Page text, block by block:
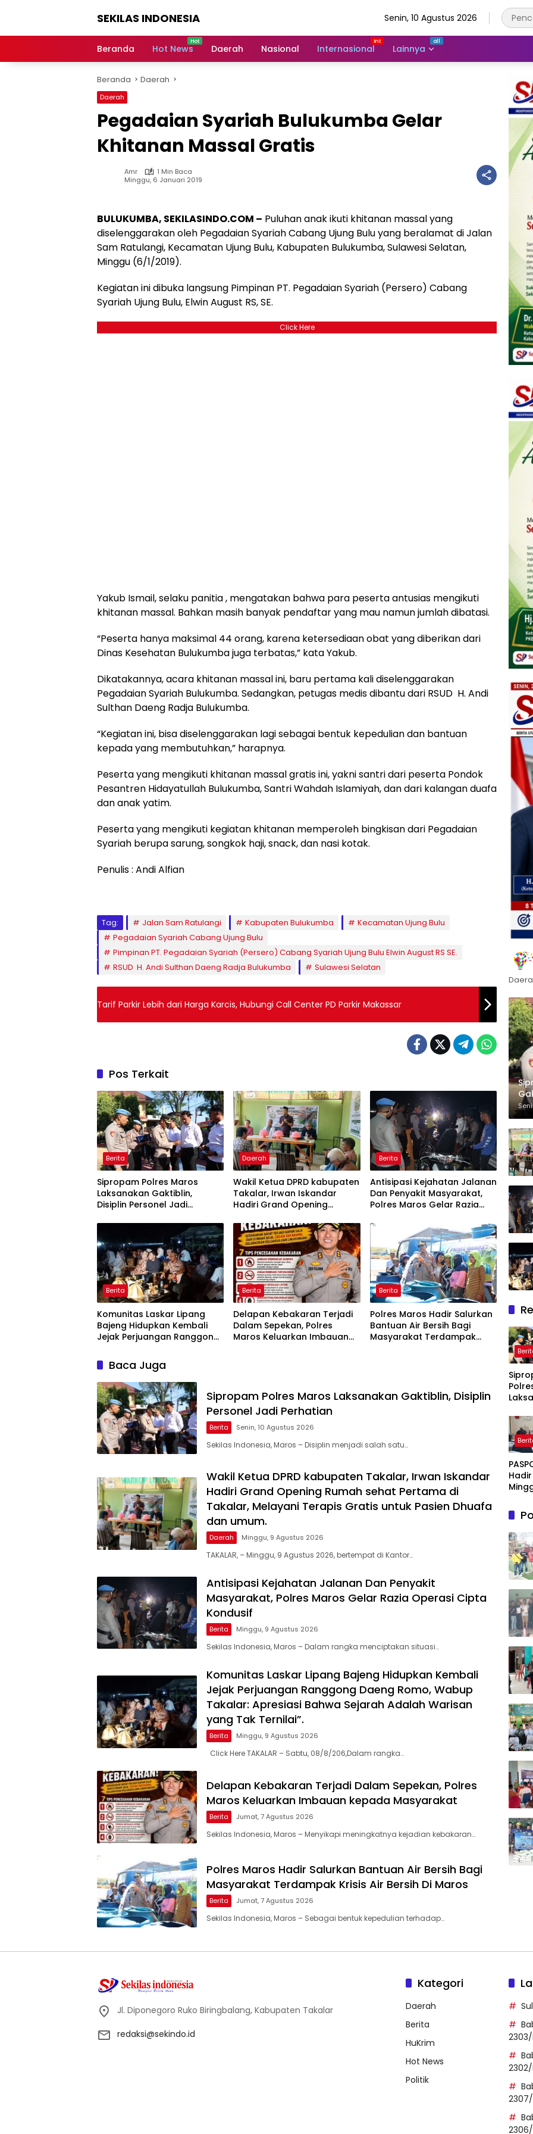
SEKILAS INDONESIA
Terkini,
Latest
World,
Headlines,
News
Today
Senin, 10 Agustus 2026
Beranda Hot News Daerah Nasional Internasional Lainnya
Beranda Daerah
Daerah
Pegadaian Syariah Bulukumba Gelar
Khitanan Massal Gratis
Amr
1 Min Baca
Minggu, 6 Januari 2019
BULUKUMBA, SEKILASINDO.COM – Puluhan anak ikuti khitanan massal yang
diselenggarakan oleh Pegadaian Syariah Cabang Ujung Bulu yang beralamat di Jalan
Sam Ratulangi, Kecamatan Ujung Bulu, Kabupaten Bulukumba, Sulawesi Selatan,
Minggu (6/1/2019).
Kegiatan ini dibuka langsung Pimpinan PT. Pegadaian Syariah (Persero) Cabang
Syariah Ujung Bulu, Elwin August RS, SE.
Click Here
Yakub Ismail, selaku panitia , mengatakan bahwa para peserta antusias mengikuti
khitanan massal. Bahkan masih banyak pendaftar yang mau namun jumlah dibatasi.
“Peserta hanya maksimal 44 orang, karena ketersediaan obat yang diberikan dari
Dinas Kesehatan Bulukumba juga terbatas,” kata Yakub.
Dikatakannya, acara khitanan massal ini, baru pertama kali diselenggarakan
Pegadaian Syariah Bulukumba. Sedangkan, petugas medis dibantu dari RSUD H. Andi
Sulthan Daeng Radja Bulukumba.
“Kegiatan ini, bisa diselenggarakan lagi sebagai bentuk kepedulian dan bantuan
kepada yang membutuhkan,” harapnya.
Peserta yang mengikuti khitanan massal gratis ini, yakni santri dari peserta Pondok
Pesantren Hidayatullah Bulukumba, Santri Wahdah Islamiyah, dan dari kalangan duafa
dan anak yatim.
Peserta yang mengikuti kegiatan khitanan memperoleh bingkisan dari Pegadaian
Syariah berupa sarung, songkok haji, snack, dan nasi kotak.
Penulis : Andi Alfian
Tag: Jalan Sam Ratulangi Kabupaten Bulukumba
Kecamatan Ujung Bulu
Pegadaian Syariah Cabang Ujung Bulu
Pimpinan PT. Pegadaian Syariah (Persero) Cabang Syariah Ujung Bulu Elwin August RS SE.
RSUD H. Andi Sulthan Daeng Radja Bulukumba
Sulawesi Selatan
Tarif Parkir Lebih dari Harga Karcis, Hubungi Call Center PD Parkir Makassar
Pos Terkait
Berita
Sipropam Polres Maros
Laksanakan Gaktiblin,
Disiplin Personel Jadi
Daerah
Wakil Ketua DPRD kabupaten
Takalar, Irwan Iskandar
Hadiri Grand Opening
Takalar, Melayani Terapis
Gratis untuk Pasien Dhuafa
dan umum.
Berita
Antisipasi Kejahatan Jalanan
Dan Penyakit Masyarakat,
Polres Maros Gelar Razia
Berita
Komunitas Laskar Lipang
Bajeng Hidupkan Kembali
Jejak Perjuangan Ranggong
Takalar: Apresiasi Bahwa
Sejarah Adalah Warisan
yang Tak Ternilai”.
Berita
Delapan Kebakaran Terjadi
Dalam Sepekan, Polres
Maros Keluarkan Imbauan
Berita
Polres Maros Hadir Salurkan
Bantuan Air Bersih Bagi
Masyarakat Terdampak
Baca Juga
Sipropam Polres Maros Laksanakan Gaktiblin, Disiplin
Personel Jadi Perhatian
Berita Senin, 10 Agustus 2026
Sekilas Indonesia, Maros – Disiplin menjadi salah satu…
Wakil Ketua DPRD kabupaten Takalar, Irwan Iskandar
Hadiri Grand Opening Rumah sehat Pertama di
Takalar, Melayani Terapis Gratis untuk Pasien Dhuafa
dan umum.
Daerah Minggu, 9 Agustus 2026
TAKALAR, – Minggu, 9 Agustus 2026, bertempat di Kantor…
Antisipasi Kejahatan Jalanan Dan Penyakit
Masyarakat, Polres Maros Gelar Razia Operasi Cipta
Kondusif
Berita Minggu, 9 Agustus 2026
Sekilas Indonesia, Maros – Dalam rangka menciptakan situasi…
Komunitas Laskar Lipang Bajeng Hidupkan Kembali
Jejak Perjuangan Ranggong Daeng Romo, Wabup
Takalar: Apresiasi Bahwa Sejarah Adalah Warisan
yang Tak Ternilai”.
Berita Minggu, 9 Agustus 2026
Click Here TAKALAR – Sabtu, 08/8/206,Dalam rangka…
Delapan Kebakaran Terjadi Dalam Sepekan, Polres
Maros Keluarkan Imbauan kepada Masyarakat
Berita Jumat, 7 Agustus 2026
Sekilas Indonesia, Maros – Menyikapi meningkatnya kejadian kebakaran…
Polres Maros Hadir Salurkan Bantuan Air Bersih Bagi
Masyarakat Terdampak Krisis Air Bersih Di Maros
Berita Jumat, 7 Agustus 2026
Sekilas Indonesia, Maros – Sebagai bentuk kepedulian terhadap…
Cek
Jl. Diponegoro Ruko Biringbalang, Kabupaten Takalar
redaksi@sekindo.id
Kategori
Daerah
Berita
HuKrim
Hot News
Politik